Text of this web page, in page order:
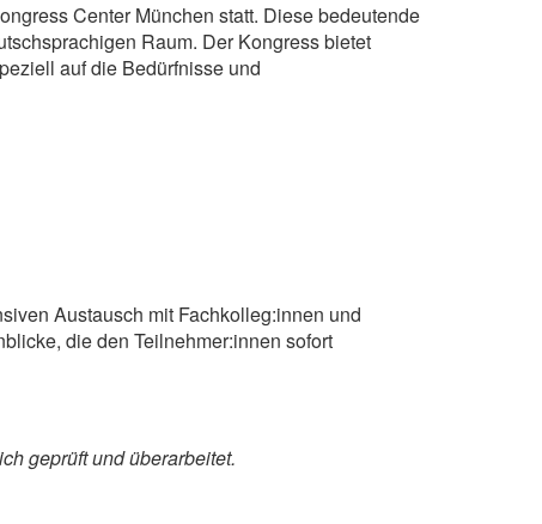
Center München statt. Diese bedeutende
Raum. Der Kongress bietet
auf die Bedürfnisse und
Austausch mit Fachkolleg:innen und
die den Teilnehmer:innen sofort
geprüft und überarbeitet.